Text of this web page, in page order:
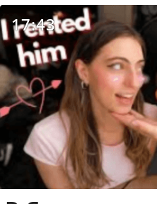
17:43